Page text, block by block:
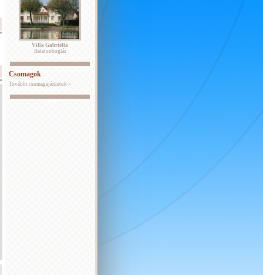
Villa Gabriella
Balatonboglár
Csomagok
További csomagajánlatok »